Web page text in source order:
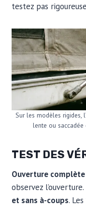
testez pas
Sur les modèles rigides,
lente ou saccadée
TEST DES
Ouverture complète
observez
et sans à-coups.